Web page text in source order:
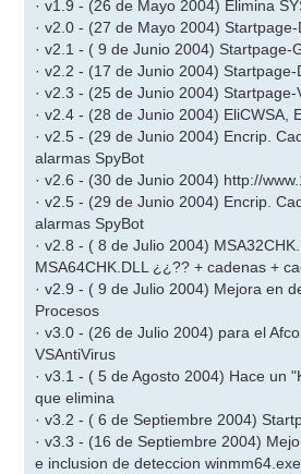
a
e
· v1.9 - (26 de Mayo 2004) Elimina
· v2.0 - (27 de Mayo 2004) Startpage-
· v2.1 - ( 9 de Junio 2004) Startpage-
· v2.2 - (17 de Junio 2004) Startpage-
· v2.3 - (25 de Junio 2004) Startpage-
· v2.4 - (28 de Junio 2004) EliCWSA,
· v2.5 - (29 de Junio 2004) Encrip.
alarmas SpyBot
· v2.6 - (30 de Junio 2004) http://
· v2.5 - (29 de Junio 2004) Encrip.
alarmas SpyBot
· v2.8 - ( 8 de Julio 2004)
MSA64CHK.DLL ¿¿?? + cadenas +
· v2.9 - ( 9 de Julio 2004) Mejora en
Procesos
· v3.0 - (26 de Julio 2004) para el
VSAntiVirus
· v3.1 - ( 5 de Agosto 2004) Hace un
que elimina
· v3.2 - ( 6 de Septiembre 2004)
· v3.3 - (16 de Septiembre 2004)
e inclusion de deteccion winmm64.exe